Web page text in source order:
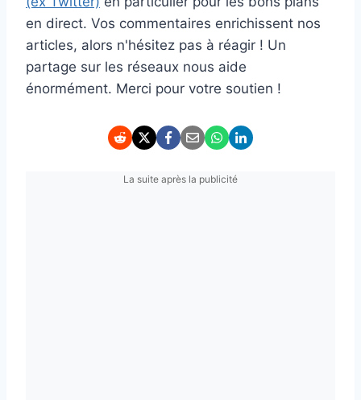
en direct. Vos commentaires enrichissent nos
articles, alors n'hésitez pas à réagir ! Un
partage sur les réseaux nous aide
énormément. Merci pour votre soutien !
La suite après la publicité